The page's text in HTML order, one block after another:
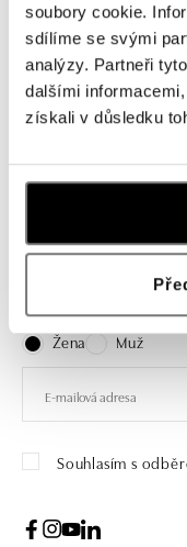
soubory cookie.
sdílíme se svými
analýzy. Partneři
dalšími
získali v důsledku
ALO
Prsten s olivínem a
Dream
od 110 534 Kč
Přihlášení k
Objevte nejnovější
Žena
Muž
Souhlasím s